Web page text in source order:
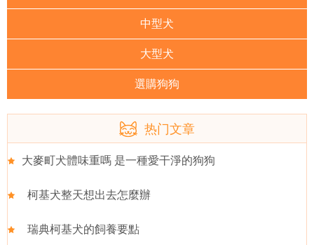
中型犬
大型犬
選購狗狗
热门文章
大麥町犬體味重嗎 是一種愛干淨的狗狗
柯基犬整天想出去怎麼辦
瑞典柯基犬的飼養要點